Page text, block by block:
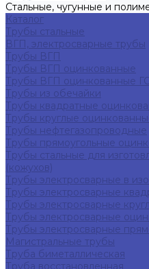
Стальные, чугунные и
Каталог
Трубы стальные
ВГП, электросварные трубы
Трубы ВГП
Трубы ВГП оцинкованные
Трубы ВГП оцинкованные
Трубы из обечайки
Трубы квадратные
Трубы круглые
Трубы нефтегазопроводные
Трубы прямоугольные
Трубы стальные для
(кожухов)
Трубы электросварные в
Трубы электросварные
Трубы электросварные
Трубы электросварные
Трубы электросварные
Магистральные трубы
Труба биметаллическая
Труба восстановленная